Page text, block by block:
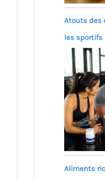
Atouts des
les sportifs
Aliments